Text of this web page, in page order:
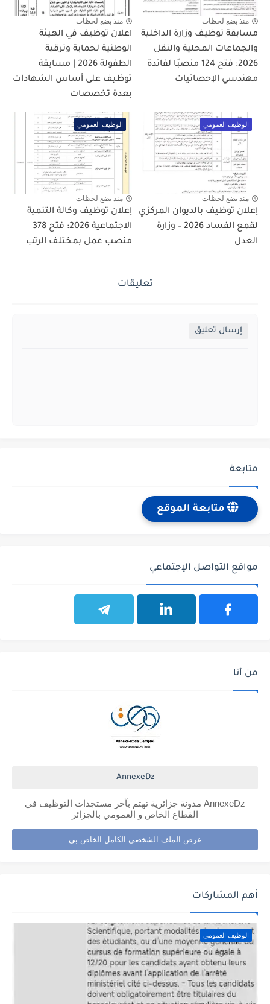
منذ بضع لحظات
مسابقة توظيف وزارة الداخلية
والجماعات المحلية والنقل
2026: فتح 124 منصبًا لفائدة
مهندسي الإحصائيات
منذ بضع لحظات
اعلان توظيف في الهيئة
الوطنية لحماية وترقية
الطفولة 2026 | مسابقة
توظيف على أساس الشهادات
بعدة تخصصات
الوظيف العمومي
منذ بضع لحظات
إعلان توظيف بالديوان المركزي
لقمع الفساد 2026 – وزارة
العدل
الوظيف العمومي
منذ بضع لحظات
إعلان توظيف وكالة التنمية
الاجتماعية 2026: فتح 378
منصب عمل بمختلف الرتب
تعليقات
إرسال تعليق
متابعة
متابعة الموقع
مواقع التواصل الإجتماعي
من أنا
AnnexeDz
AnnexeDz مدونة جزائرية تهتم بآخر مستجدات التوظيف في
القطاع الخاص و العمومي بالجزائر
عرض الملف الشخصي الكامل الخاص بي
أهم المشاركات
الوظيف العمومي